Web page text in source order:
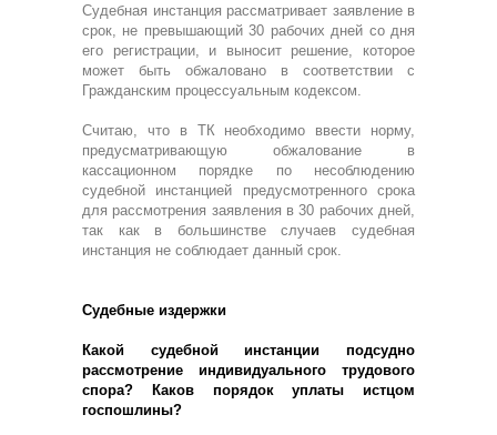
Судебная инстанция рассматривает заявление в
срок, не превышающий 30 рабочих дней со дня
его регистрации, и выносит решение, которое
может быть обжаловано в соответствии с
Гражданским процессуальным кодексом.
Считаю, что в ТК необходимо ввести норму,
предусматривающую обжалование в
кассационном порядке по несоблюдению
судебной инстанцией предусмотренного срока
для рассмотрения заявления в 30 рабочих дней,
так как в большинстве случаев судебная
инстанция не соблюдает данный срок.
Судебные издержки
Какой судебной инстанции подсудно
рассмотрение индивидуального трудового
спора? Каков порядок уплаты истцом
госпошлины?